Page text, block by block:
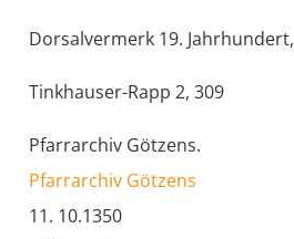
Dorsalvermerk 19.
Tinkhauser-Rapp 2, 309
Pfarrarchiv Götzens.
Pfarrarchiv Götzens
11. 10.1350